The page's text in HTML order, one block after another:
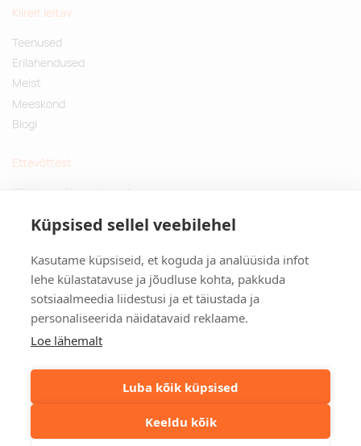
Küpsised sellel veebilehel
Kasutame küpsiseid, et koguda ja analüüsida infot
lehe külastatavuse ja jõudluse kohta, pakkuda
sotsiaalmeedia liidestusi ja et täiustada ja
personaliseerida näidatavaid reklaame.
Loe lähemalt
Luba kõik küpsised
Keeldu kõik
Kiirelt leitav
Teenused
Erilahendused
Meist
Meeskond
Blogi
Ettevõttest
Küsimused ja vastused
Privaatsuspoliitika
Kontakt
Tulika põik 3, Tallinn
info@kinkston.ee
+372 6989 100
Sotsiaalmeedia